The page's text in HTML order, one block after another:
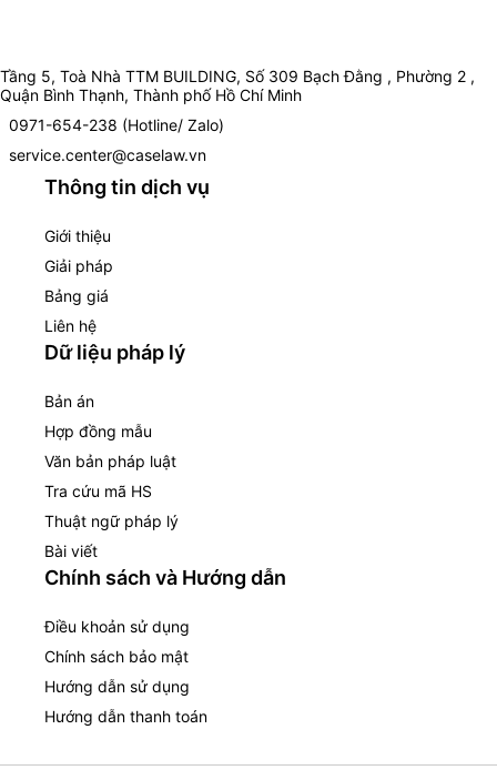
Tầng 5, Toà Nhà TTM BUILDING, Số 309 Bạch Đằng , Phường 2 ,
Quận Bình Thạnh, Thành phố Hồ Chí Minh
0971-654-238 (Hotline/ Zalo)
service.center@caselaw.vn
Thông tin dịch vụ
Giới thiệu
Giải pháp
Bảng giá
Liên hệ
Dữ liệu pháp lý
Bản án
Hợp đồng mẫu
Văn bản pháp luật
Tra cứu mã HS
Thuật ngữ pháp lý
Bài viết
Chính sách và Hướng dẫn
Điều khoản sử dụng
Chính sách bảo mật
Hướng dẫn sử dụng
Hướng dẫn thanh toán